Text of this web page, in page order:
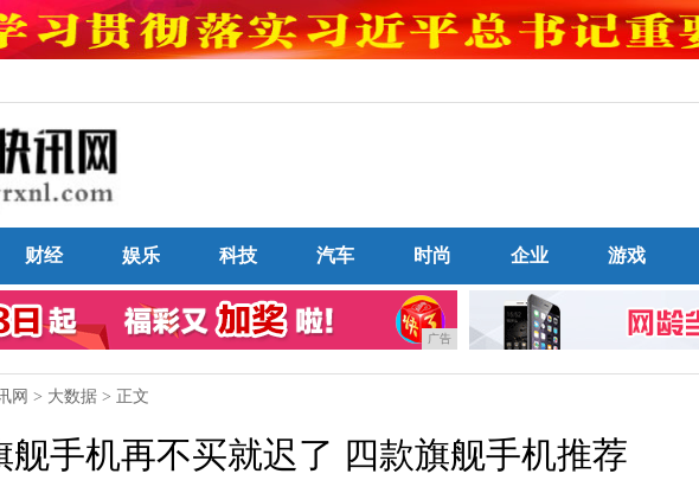
财经 娱乐 科技 汽车 时尚 企业 游戏
广告
网 > 大数据 > 正文
舰手机再不买就迟了 四款旗舰手机推荐